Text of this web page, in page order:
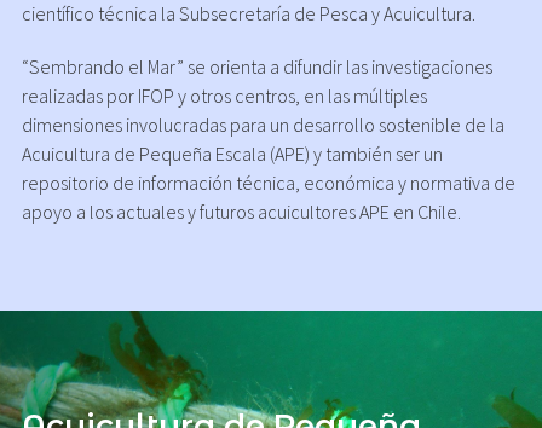
científico técnica la Subsecretaría de Pesca y Acuicultura.
“Sembrando el Mar” se orienta a difundir las investigaciones
realizadas por IFOP y otros centros, en las múltiples
dimensiones involucradas para un desarrollo sostenible de la
Acuicultura de Pequeña Escala (APE) y también ser un
repositorio de información técnica, económica y normativa de
apoyo a los actuales y futuros acuicultores APE en Chile.